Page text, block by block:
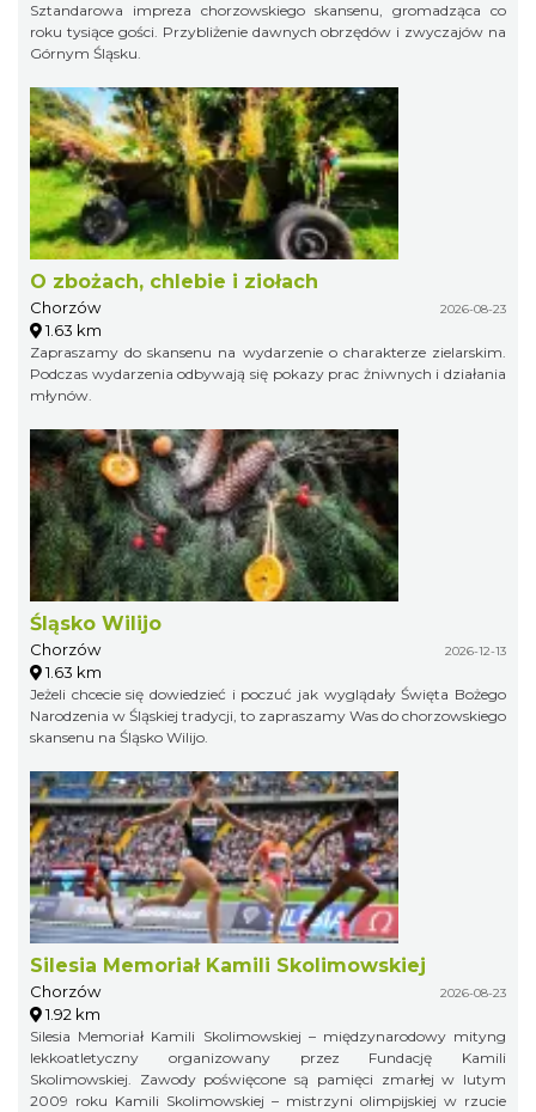
Sztandarowa impreza chorzowskiego skansenu, gromadząca co
roku tysiące gości. Przybliżenie dawnych obrzędów i zwyczajów na
Górnym Śląsku.
O zbożach, chlebie i ziołach
Chorzów 2026-08-23
1.63 km
Zapraszamy do skansenu na wydarzenie o charakterze zielarskim.
Podczas wydarzenia odbywają się pokazy prac żniwnych i działania
młynów.
Śląsko Wilijo
Chorzów 2026-12-13
1.63 km
Jeżeli chcecie się dowiedzieć i poczuć jak wyglądały Święta Bożego
Narodzenia w Śląskiej tradycji, to zapraszamy Was do chorzowskiego
skansenu na Śląsko Wilijo.
Silesia Memoriał Kamili Skolimowskiej
Chorzów 2026-08-23
1.92 km
Silesia Memoriał Kamili Skolimowskiej – międzynarodowy mityng
lekkoatletyczny organizowany przez Fundację Kamili
Skolimowskiej. Zawody poświęcone są pamięci zmarłej w lutym
2009 roku Kamili Skolimowskiej – mistrzyni olimpijskiej w rzucie